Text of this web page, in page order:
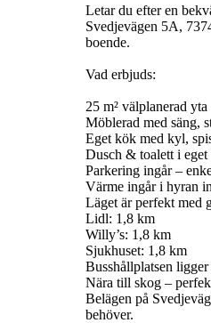
Letar du efter en
Svedjevägen 5A,
boende.
Vad erbjuds:
25 m² välplanerad yta
Möblerad med säng,
Eget kök med kyl,
Dusch & toalett i eget
Parkering ingår –
Värme ingår i hyran
Läget är perfekt med
Lidl: 1,8 km
Willy’s: 1,8 km
Sjukhuset: 1,8 km
Busshållplatsen
Nära till skog –
Belägen på
behöver.